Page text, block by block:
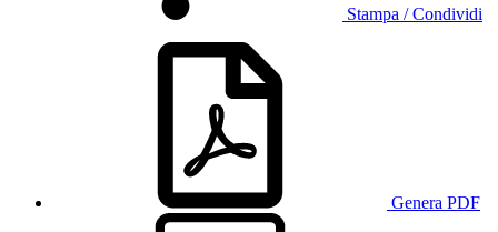
Stampa / Condividi
Genera PDF